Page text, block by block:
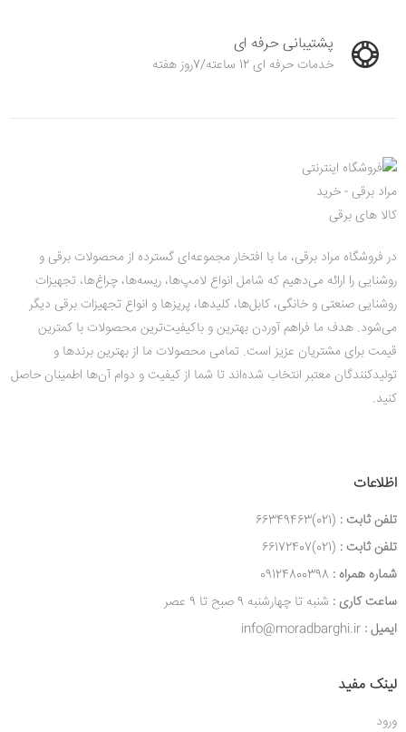
پشتیبانی حرفه ای
خدمات حرفه ای 12 ساعته/7روز هفته
در فروشگاه مراد برقی، ما با افتخار مجموعه‌ای گسترده از محصولات برقی و
روشنایی را ارائه می‌دهیم که شامل انواع لامپ‌ها، ریسه‌ها، چراغ‌ها، تجهیزات
روشنایی صنعتی و خانگی، کابل‌ها، کلیدها، پریزها و انواع تجهیزات برقی دیگر
می‌شود. هدف ما فراهم آوردن بهترین و باکیفیت‌ترین محصولات با کمترین
قیمت‌ برای مشتریان عزیز است. تمامی محصولات ما از بهترین برندها و
تولیدکنندگان معتبر انتخاب شده‌اند تا شما از کیفیت و دوام آن‌ها اطمینان حاصل
کنید.
اظلاعات
تلفن ثابت : (021)66349463
تلفن ثابت : (021)66172407
شماره همراه : 09124800398
ساعت کاری : شنبه تا چهارشنبه 9 صبح تا 9 عصر
ایمیل : info@moradbarghi.ir
لینک مفید
ورود